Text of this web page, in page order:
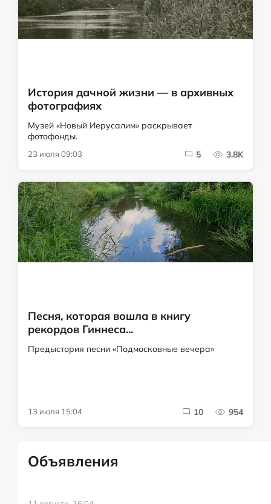
История дачной жизни — в архивных
фотографиях
Музей «Новый Иерусалим» раскрывает
фотофонды.
23 июля 09:03 5 3.8K
Песня, которая вошла в книгу
рекордов Гиннеса...
Предыстория песни «Подмосковные вечера»
13 июля 15:04 10 954
Объявления